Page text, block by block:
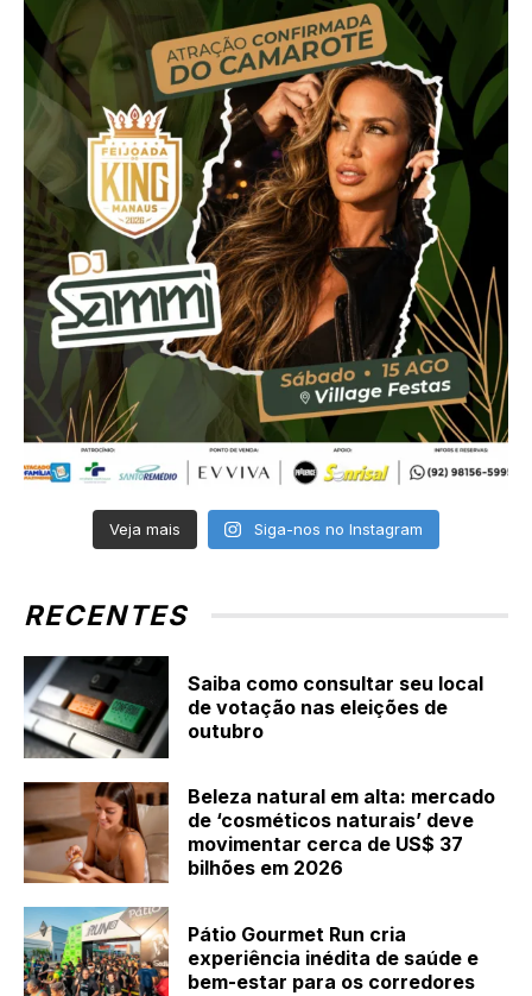
Veja mais Siga-nos no Instagram
RECENTES
Saiba como consultar seu local
de votação nas eleições de
outubro
Beleza natural em alta: mercado
de ‘cosméticos naturais’ deve
movimentar cerca de US$ 37
bilhões em 2026
Pátio Gourmet Run cria
experiência inédita de saúde e
bem-estar para os corredores